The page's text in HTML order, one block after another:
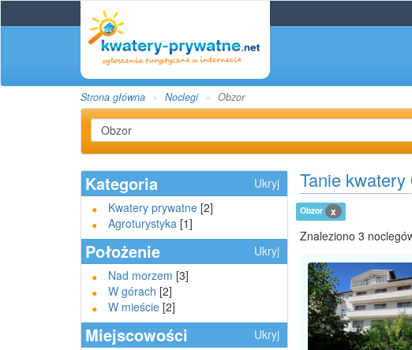
Strona główna Noclegi Obzor
Kategoria
Ukryj
Kwatery prywatne [2]
Agroturystyka [1]
Położenie
Ukryj
Nad morzem [3]
W górach [2]
W mieście [2]
Miejscowości
Ukryj
Tanie kwatery
Obzor x
Znaleziono 3